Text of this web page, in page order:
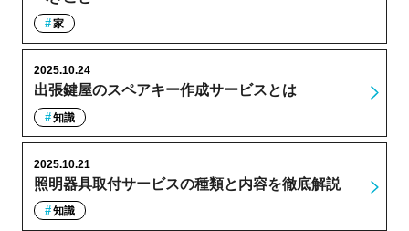
家
出張鍵屋のスペアキー作成サービスとは
2025.10.24
知識
照明器具取付サービスの種類と内容を徹底解説
2025.10.21
知識